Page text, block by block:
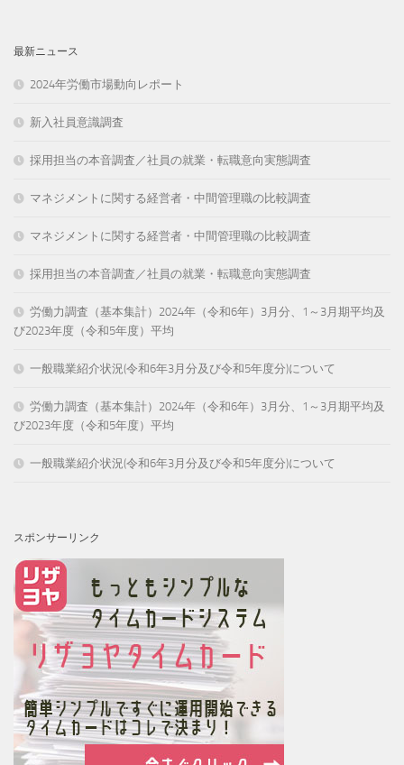
最新ニュース
2024年労働市場動向レポート
新入社員意識調査
採用担当の本音調査／社員の就業・転職意向実態調査
マネジメントに関する経営者・中間管理職の比較調査
マネジメントに関する経営者・中間管理職の比較調査
採用担当の本音調査／社員の就業・転職意向実態調査
労働力調査（基本集計）2024年（令和6年）3月分、1～3月期平均及
び2023年度（令和5年度）平均
一般職業紹介状況(令和6年3月分及び令和5年度分)について
労働力調査（基本集計）2024年（令和6年）3月分、1～3月期平均及
び2023年度（令和5年度）平均
一般職業紹介状況(令和6年3月分及び令和5年度分)について
スポンサーリンク